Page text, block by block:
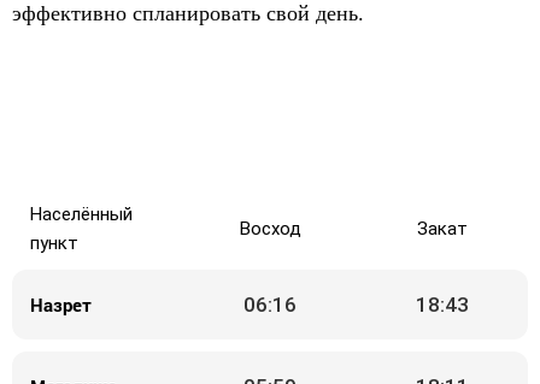
эффективно спланировать свой день.
Населённый
пункт
Восход Закат
Назрет 06:16 18:43